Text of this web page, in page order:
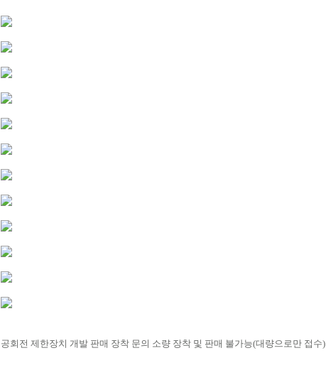
공회전 제한장치 개발 판매 장착 문의 소량 장착 및 판매 불가능(대량으로만 접수)